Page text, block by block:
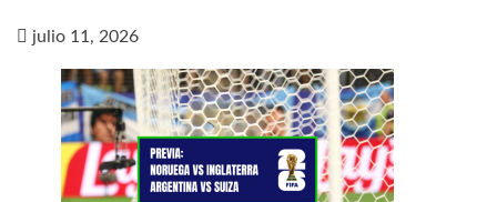
julio 11, 2026